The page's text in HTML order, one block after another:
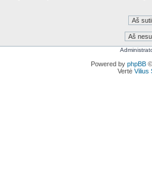
Powered by phpBB
Vertė Vilius